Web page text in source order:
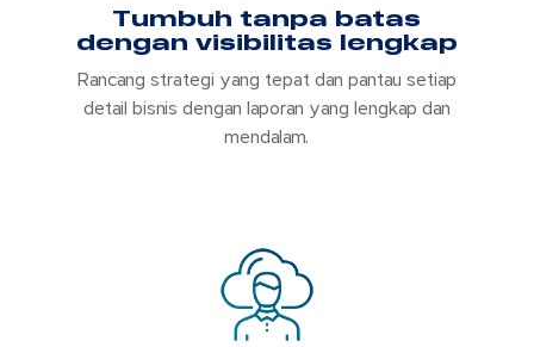
Tumbuh tanpa batas
dengan visibilitas lengkap
Rancang strategi yang tepat dan pantau setiap
detail bisnis dengan laporan yang lengkap dan
mendalam.